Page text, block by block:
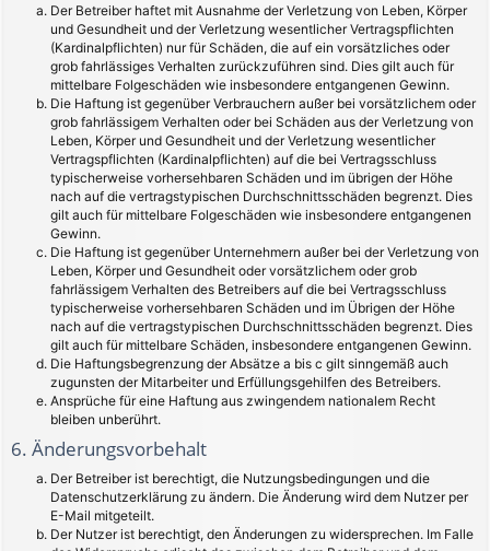
Der Betreiber haftet mit Ausnahme der Verletzung von Leben, Körper
und Gesundheit und der Verletzung wesentlicher Vertragspflichten
(Kardinalpflichten) nur für Schäden, die auf ein vorsätzliches oder
grob fahrlässiges Verhalten zurückzuführen sind. Dies gilt auch für
mittelbare Folgeschäden wie insbesondere entgangenen Gewinn.
Die Haftung ist gegenüber Verbrauchern außer bei vorsätzlichem oder
grob fahrlässigem Verhalten oder bei Schäden aus der Verletzung von
Leben, Körper und Gesundheit und der Verletzung wesentlicher
Vertragspflichten (Kardinalpflichten) auf die bei Vertragsschluss
typischerweise vorhersehbaren Schäden und im übrigen der Höhe
nach auf die vertragstypischen Durchschnittsschäden begrenzt. Dies
gilt auch für mittelbare Folgeschäden wie insbesondere entgangenen
Gewinn.
Die Haftung ist gegenüber Unternehmern außer bei der Verletzung von
Leben, Körper und Gesundheit oder vorsätzlichem oder grob
fahrlässigem Verhalten des Betreibers auf die bei Vertragsschluss
typischerweise vorhersehbaren Schäden und im Übrigen der Höhe
nach auf die vertragstypischen Durchschnittsschäden begrenzt. Dies
gilt auch für mittelbare Schäden, insbesondere entgangenen Gewinn.
Die Haftungsbegrenzung der Absätze a bis c gilt sinngemäß auch
zugunsten der Mitarbeiter und Erfüllungsgehilfen des Betreibers.
Ansprüche für eine Haftung aus zwingendem nationalem Recht
bleiben unberührt.
6. Änderungsvorbehalt
Der Betreiber ist berechtigt, die Nutzungsbedingungen und die
Datenschutzerklärung zu ändern. Die Änderung wird dem Nutzer per
E-Mail mitgeteilt.
Der Nutzer ist berechtigt, den Änderungen zu widersprechen. Im Falle